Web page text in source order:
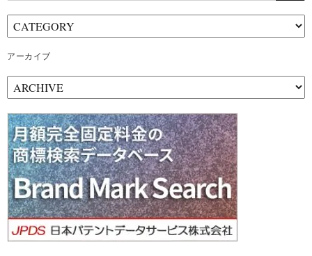
アーカイブ
ー
カ
イ
ブ